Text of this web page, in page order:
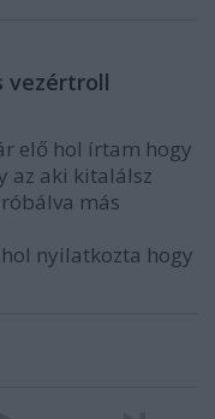
vezértroll
elő hol írtam hogy
az aki kitalálsz
más
nyilatkozta hogy